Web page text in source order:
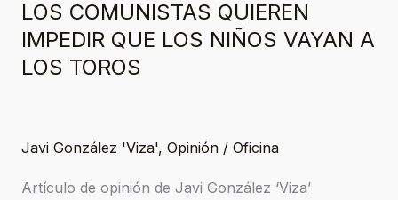
LOS COMUNISTAS QUIEREN
IMPEDIR QUE LOS NIÑOS VAYAN A
LOS TOROS
Javi González 'Viza', Opinión / Oficina
Artículo de opinión de Javi González ‘Viza’
LOS
COMUNISTAS
QUIEREN
LOS
VAYAN